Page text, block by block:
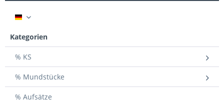
DE
Kategorien
% KS
% Mundstücke
% Aufsätze